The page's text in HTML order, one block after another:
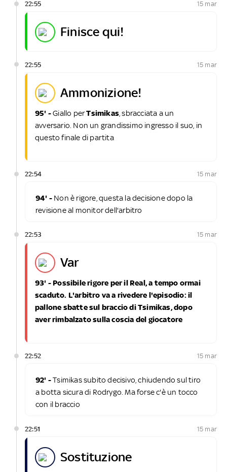
22:55 15 mar
finisce qui!
22:55 15 mar
ammonizione!
95' -Giallo perTsimikas , sbracciata a un
avversario. Non un grandissimo ingresso il suo, in
questo finale di partita
22:54 15 mar
94' - Non è rigore, questa la decisione dopo la
revisione al monitor dell'arbitro
22:53 15 mar
var
93' - Possibile rigore per il Real, a tempo ormai
scaduto. L'arbitro va a rivedere l'episodio: il
pallone sbatte sul braccio di Tsimikas, dopo
aver rimbalzato sulla coscia del giocatore
22:52 15 mar
92' -Tsimikas subito decisivo, chiudendo sul tiro
a botta sicura di Rodrygo. Ma forse c'è un tocco
con il braccio
22:51 15 mar
sostituzione